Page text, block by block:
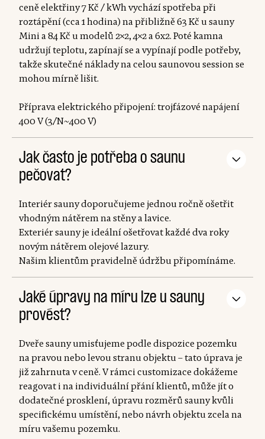
ceně elektřiny 7 Kč / kWh vychází spotřeba při
roztápění (cca 1 hodina) na přibližně 63 Kč u sauny
Mini a 84 Kč u modelů 2×2, 4×2 a 6x2. Poté kamna
udržují teplotu, zapínají se a vypínají podle potřeby,
takže skutečné náklady na celou saunovou session se
mohou mírně lišit.
Příprava elektrického připojení: trojfázové napájení
400 V (3/N~400 V)
Jak často je potřeba o saunu
pečovat?
Interiér sauny doporučujeme jednou ročně ošetřit
vhodným nátěrem na stěny a lavice.
Exteriér sauny je ideální ošetřovat každé dva roky
novým nátěrem olejové lazury.
Našim klientům pravidelně údržbu připomínáme.
Jaké úpravy na míru lze u sauny
provést?
Dveře sauny umisťujeme podle dispozice pozemku
na pravou nebo levou stranu objektu – tato úprava je
již zahrnuta v ceně. V rámci customizace dokážeme
reagovat i na individuální přání klientů, může jít o
dodatečné prosklení, úpravu rozměrů sauny kvůli
specifickému umístění, nebo návrh objektu zcela na
míru vašemu pozemku.